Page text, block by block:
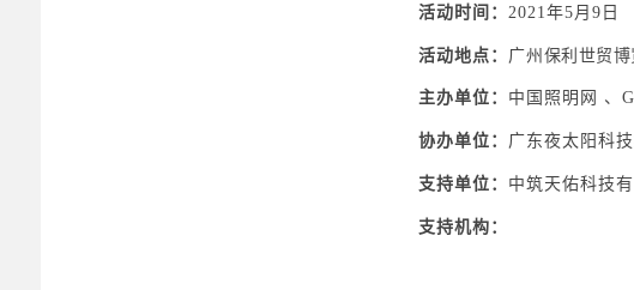
活动时间： 2021年5月9日
活动地点： 广州保利世贸
主办单位： 中国照明网 、
协办单位： 广东夜太阳科
支持单位： 中筑天佑科技有
支持机构：